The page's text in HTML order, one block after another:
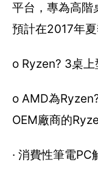
平台，專為高階
預計在2017年夏
o Ryzen? 3桌上
o AMD為
OEM廠商的
· 消費性筆電PC